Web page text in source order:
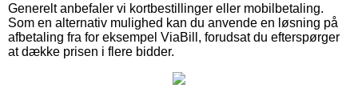
Generelt anbefaler vi kortbestillinger eller mobilbetaling.
Som en alternativ mulighed kan du anvende en løsning på
afbetaling fra for eksempel ViaBill, forudsat du efterspørger
at dække prisen i flere bidder.